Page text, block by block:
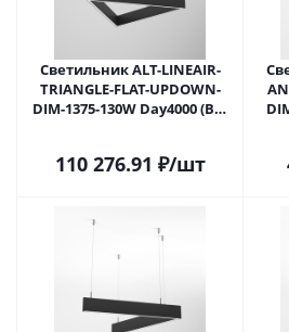
Светильник ALT-LINEAIR-
TRIANGLE-FLAT-UPDOWN-
DIM-1375-130W Day4000 (BK,
110 276.91 ₽/шт